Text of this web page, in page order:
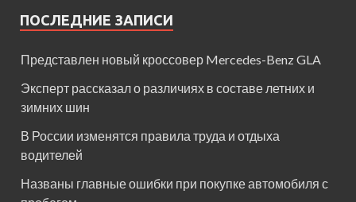
ПОСЛЕДНИЕ ЗАПИСИ
Представлен новый кроссовер Mercedes-Benz GLA
Эксперт рассказал о различиях в составе летних и
зимних шин
В России изменятся правила труда и отдыха
водителей
Названы главные ошибки при покупке автомобиля с